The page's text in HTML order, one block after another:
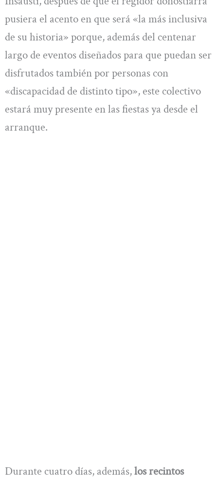
pusiera el acento en que será «la más inclusiva
de su historia» porque, además del centenar
largo de eventos diseñados para que puedan ser
disfrutados también por personas con
«discapacidad de distinto tipo», este colectivo
estará muy presente en las fiestas ya desde el
arranque.
Durante cuatro días, además,los recintos